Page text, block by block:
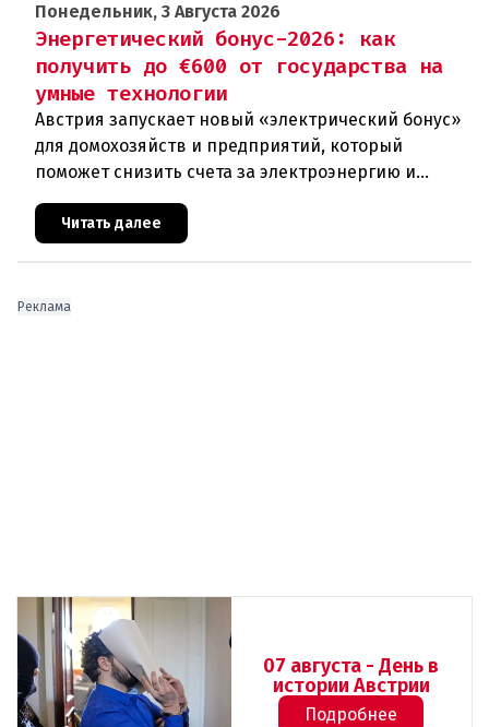
Понедельник, 3 Августа 2026
Энергетический бонус-2026: как
получить до €600 от государства на
умные технологии
Австрия запускает новый «электрический бонус»
для домохозяйств и предприятий, который
поможет снизить счета за электроэнергию и
разгрузить энергосети. Частные лица могут
получить до 600 евро на устано
Читать далее
Реклама
07 августа - День в
истории Австрии
Подробнее